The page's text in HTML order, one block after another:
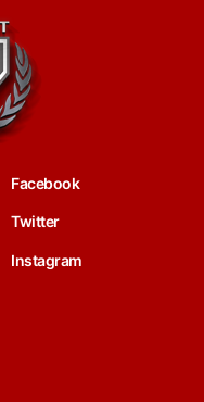
Facebook
Twitter
Instagram